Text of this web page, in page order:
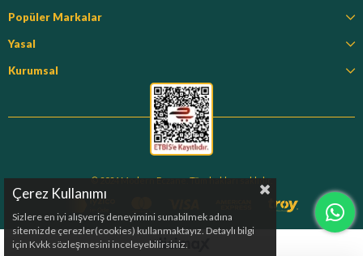
Popüler Markalar
Yasal
Kurumsal
© 2024 Modern Eczane. Tüm hakları saklıdır.
Çerez Kullanımı
Sizlere en iyi alışveriş deneyimini sunabilmek adına
sitemizde çerezler(cookies) kullanmaktayız. Detaylı bilgi
için Kvkk sözleşmesini inceleyebilirsiniz.